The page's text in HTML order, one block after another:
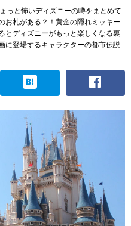
っと怖いディズニーの噂をまとめて
お札がある？！黄金の隠れミッキー
とディズニーがもっと楽しくなる裏
に登場するキャラクターの都市伝説